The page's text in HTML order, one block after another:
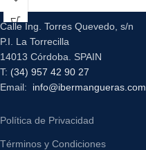
Calle Ing. Torres Quevedo, s/n
P.I. La Torrecilla
14013 Córdoba. SPAIN
T: (34) 957 42 90 27
Email: info@ibermangueras.com
Política de Privacidad
Términos y Condiciones